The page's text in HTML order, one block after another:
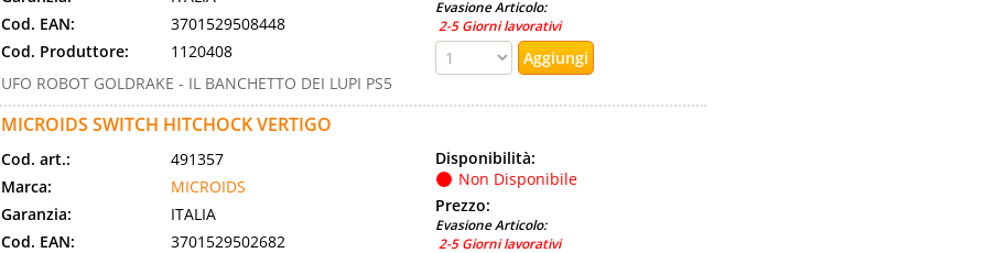
Cod. EAN:
3701529508448
Cod. Produttore:
1120408
UFO ROBOT GOLDRAKE - IL BANCHETTO DEI LUPI PS5
Evasione Articolo:
2-5 Giorni lavorativi
MICROIDS SWITCH HITCHOCK VERTIGO
Cod. art.:
491357
Marca:
MICROIDS
Garanzia:
ITALIA
Cod. EAN:
3701529502682
Disponibilità:
Non Disponibile
Prezzo:
Evasione Articolo:
2-5 Giorni lavorativi